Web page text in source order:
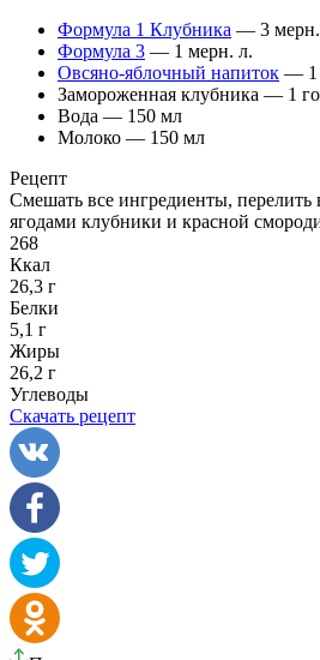
Формула 1 Клубника — 3 мерн.
Формула 3 — 1 мерн. л.
Овсяно-яблочный напиток — 1
Замороженная клубника — 1
Вода — 150 мл
Молоко — 150 мл
Рецепт
Смешать все ингредиенты, перелить
ягодами клубники и красной
268
Ккал
26,3 г
Белки
5,1 г
Жиры
26,2 г
Углеводы
Скачать рецепт